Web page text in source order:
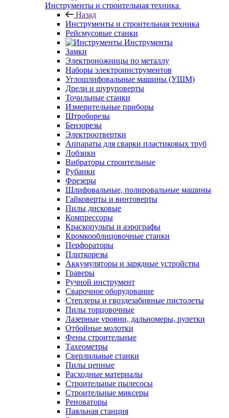
Инструменты и строительная техника
Назад
Инструменты и строительная техника
Рейсмусовые станки
Инструменты
Замки
Электроножницы по металлу
Наборы электроинструментов
Углошлифовальные машины (УШМ)
Дрели и шуруповерты
Точильные станки
Измерительные приборы
Штроборезы
Бензорезы
Электроотвертки
Аппараты для сварки пластиковых труб
Лобзики
Вибраторы строительные
Рубанки
Фрезеры
Шлифовальные, полировальные машины
Гайковерты и винтоверты
Пилы дисковые
Компрессоры
Краскопульты и аэрографы
Кромкооблицовочные станки
Перфораторы
Плиткорезы
Аккумуляторы и зарядные устройства
Граверы
Ручной инструмент
Сварочное оборудование
Степлеры и гвоздезабивные пистолеты
Пилы торцовочные
Лазерные уровни, дальномеры, рулетки
Отбойные молотки
Фены строительные
Тахеометры
Сверлильные станки
Пилы цепные
Расходные материалы
Строительные пылесосы
Строительные миксеры
Реноваторы
Паяльная станция